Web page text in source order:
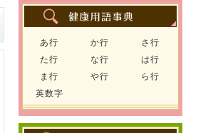
あ行 か行
さ行
た行
な行
は行
ま行
や行
ら行
英数字